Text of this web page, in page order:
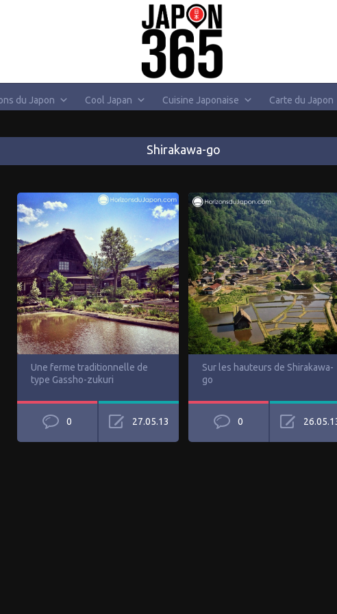
du Japon Cool Japan Cuisine Japonaise Carte du Japon
Shirakawa-go
Une ferme traditionnelle de
type Gassho-zukuri
0 27.05.13
Sur les hauteurs de Shirakawa-
go
0